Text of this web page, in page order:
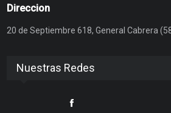
Direccion
20 de Septiembre 618, General Cabrera
Nuestras Redes